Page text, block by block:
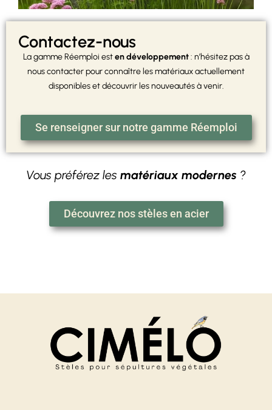
Contactez-nous
La gamme Réemploi esten développement: n’hésitez pas à
nous contacter pour connaître les matériaux actuellement
disponibles et découvrir les nouveautés à venir.
Se renseigner sur notre gamme Réemploi
Vous préférez les matériaux modernes ?
Découvrez nos stèles en acier